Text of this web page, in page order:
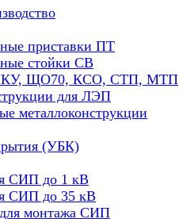
приставки ПТ
стойки СВ
ЩО70, КСО, СТП, МТП
для ЛЭП
металлоконструкции
(УБК)
СИП до 1 кВ
СИП до 35 кВ
монтажа СИП